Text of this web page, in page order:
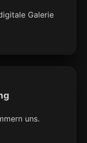
Galerie
uns.